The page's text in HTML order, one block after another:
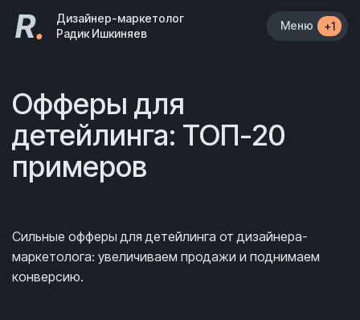
R.
Дизайнер-маркетолог
Радик Ишкиняев
Меню +1
Офферы для
детейлинга: ТОП-20
примеров
Сильные офферы для детейлинга от дизайнера-
маркетолога: увеличиваем продажи и поднимаем
конверсию.